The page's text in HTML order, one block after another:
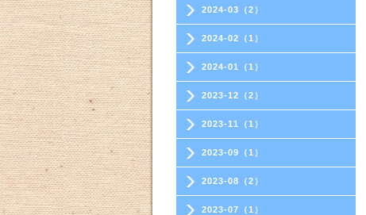
2024-03（2）
2024-02（1）
2024-01（1）
2023-12（2）
2023-11（1）
2023-09（1）
2023-08（2）
2023-07（1）